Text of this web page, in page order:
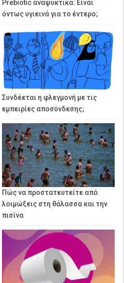
Prebiotic αναψυκτικά: Είναι
όντως υγιεινά για το έντερο;
Συνδέεται η φλεγμονή με τις
εμπειρίες αποσύνδεσης;
Πώς να προστατευτείτε από
λοιμώξεις στη θάλασσα και την
πισίνα